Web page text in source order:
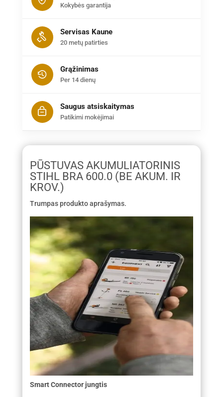
Kokybės garantija
Servisas Kaune
20 metų patirties
Grąžinimas
Per 14 dienų
Saugus atsiskaitymas
Patikimi mokėjimai
PŪSTUVAS AKUMULIATORINIS
STIHL BRA 600.0 (BE AKUM. IR
KROV.)
Trumpas produkto aprašymas.
Smart Connector jungtis